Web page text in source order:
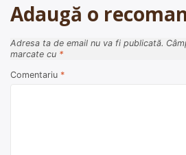
Adaugă o
Adresa ta de email nu va fi publicată.
marcate cu *
Comentariu *